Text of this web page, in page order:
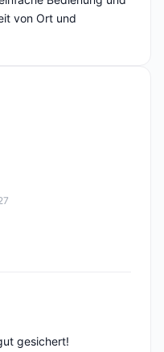
von Ort und
gesichert!